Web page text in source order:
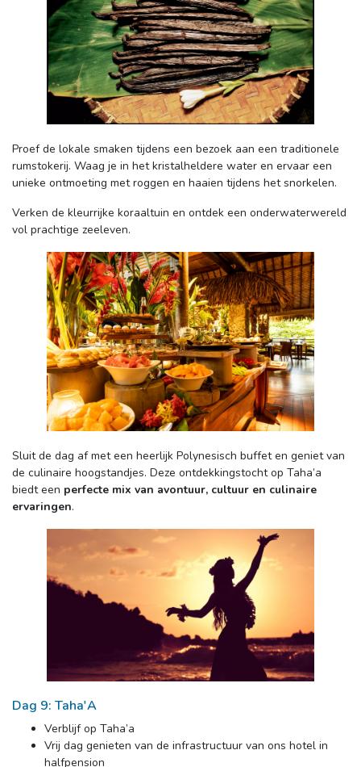
Proef de lokale smaken tijdens een bezoek aan een traditionele
rumstokerij. Waag je in het kristalheldere water en ervaar een
unieke ontmoeting met roggen en haaien tijdens het snorkelen.
Verken de kleurrijke koraaltuin en ontdek een onderwaterwereld
vol prachtige zeeleven.
Sluit de dag af met een heerlijk Polynesisch buffet en geniet van
de culinaire hoogstandjes. Deze ontdekkingstocht op Taha’a
biedt een perfecte mix van avontuur, cultuur en culinaire
ervaringen.
Dag 9: Taha'A
Verblijf op Taha’a
Vrij dag genieten van de infrastructuur van ons hotel in
halfpension